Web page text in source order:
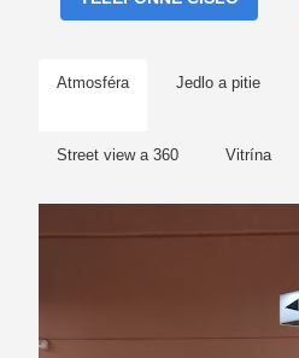
Atmosféra Jedlo a pitie
Street view a 360 Vitrína